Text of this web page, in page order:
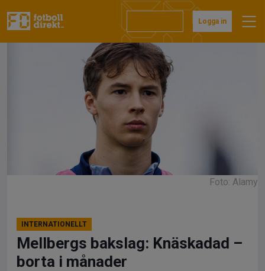
till
Logga in
Foto: Alamy
INTERNATIONELLT
Mellbergs bakslag: Knäskadad –
borta i månader